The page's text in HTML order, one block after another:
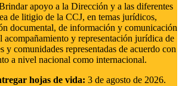
apoyo a la Dirección y a las diferentes
de litigio de la CCJ, en temas jurídicos,
documental, de información y comunicación
acompañamiento y representación jurídica de
y comunidades representadas de acuerdo con
a nivel nacional como internacional.
hojas de vida: 3 de agosto de 2026.